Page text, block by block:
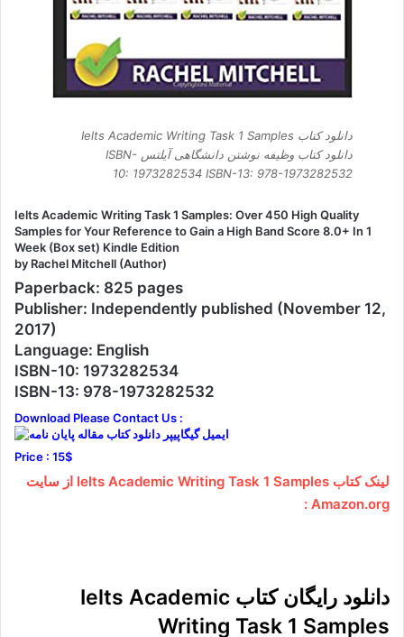
دانلود کتاب Ielts Academic Writing Task 1 Samples
دانلود کتاب وظیفه نوشتن دانشگاهی آیلتس ISBN-
10: 1973282534 ISBN-13: 978-1973282532
Ielts Academic Writing Task 1 Samples: Over 450 High Quality
Samples for Your Reference to Gain a High Band Score 8.0+ In 1
Week (Box set) Kindle Edition
by Rachel Mitchell (Author)
Paperback: 825 pages
Publisher: Independently published (November 12,
2017)
Language: English
ISBN-10: 1973282534
ISBN-13: 978-1973282532
Download Please Contact Us :
Price : 15$
لینک کتاب Ielts Academic Writing Task 1 Samples
از سایت
Amazon.org :
دانلود رایگان کتاب Ielts Academic
Writing Task 1 Samples